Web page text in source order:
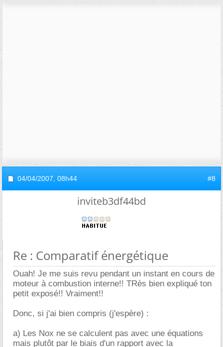
04/04/2007, 08h44 #8
inviteb3df44bd
Re : Comparatif énergétique
Ouah! Je me suis revu pendant un instant en cours de
moteur à combustion interne!! TRès bien expliqué ton
petit exposé!! Vraiment!!
Donc, si j'ai bien compris (j'espère) :
a) Les Nox ne se calculent pas avec une équations
mais plutôt par le biais d'un rapport avec la